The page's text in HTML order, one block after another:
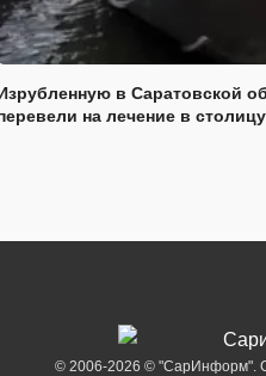
в Саратовской
на лечение в столицу
© 2006-2026 © "СарИнформ".